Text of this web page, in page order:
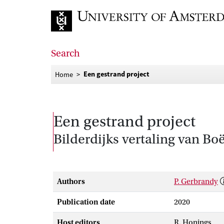
Search
Home Een gestrand project
Een gestrand project
Bilderdijks vertaling van
Authors P. Gerbrandy
Publication date 2020